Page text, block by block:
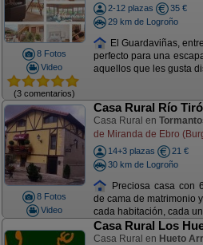
8 Fotos
Video
(3 comentarios)
2-12 plazas
35 €
29 km de Logroño
El Guardaviñas,
perfecto para una
aquellos que les gusta
8 Fotos
Video
Casa Rural Río
Casa Rural en
de Miranda de Ebro
14+3 plazas
21 €
30 km de Logroño
Preciosa casa con
de cama de matrimonio
cada habitación, cada
Casa Rural Los
Casa Rural en Hueto